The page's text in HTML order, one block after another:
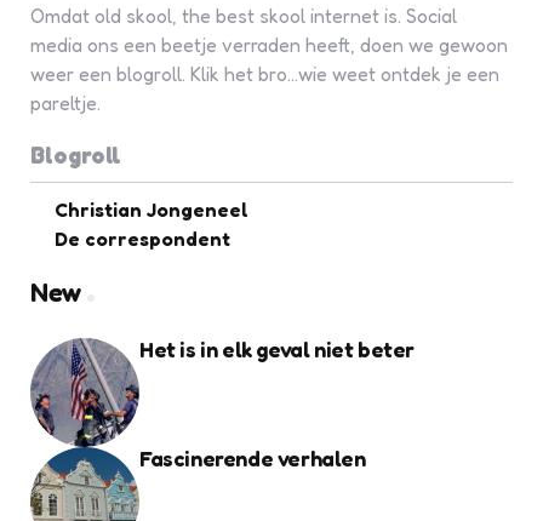
Omdat old skool, the best skool internet is. Social
media ons een beetje verraden heeft, doen we gewoon
weer een blogroll. Klik het bro...wie weet ontdek je een
pareltje.
Blogroll
Christian Jongeneel
De correspondent
New
Het is in elk geval niet beter
Fascinerende verhalen